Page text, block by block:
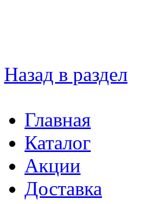
Назад в раздел
Главная
Каталог
Акции
Доставка